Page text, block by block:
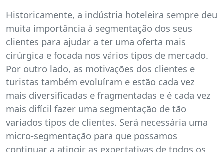
Historicamente, a indústria hoteleira sempre deu
muita importância à segmentação dos seus
clientes para ajudar a ter uma oferta mais
cirúrgica e focada nos vários tipos de mercado.
Por outro lado, as motivações dos clientes e
turistas também evoluíram e estão cada vez
mais diversificadas e fragmentadas e é cada vez
mais difícil fazer uma segmentação de tão
variados tipos de clientes. Será necessária uma
micro-segmentação para que possamos
continuar a atingir as expectativas de todos os